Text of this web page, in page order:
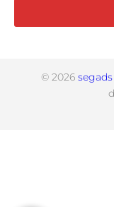
© 2026 segads